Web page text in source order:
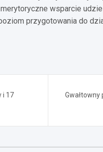
wsparcie
przygotowania do
i 17
Gwałtowny